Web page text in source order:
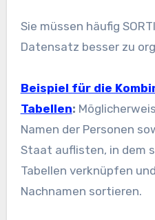
Sie müssen häufig
Datensatz besser zu
Beispiel für die
Tabellen:
Namen der Personen
Staat auflisten, in dem
Tabellen verknüpfen
Nachnamen sortieren.